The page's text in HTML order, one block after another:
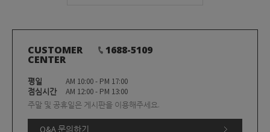
CUSTOMER
CENTER
1688-5109
평일
AM 10:00 - PM 17:00
점심시간
AM 12:00 - PM 13:00
주말 및 공휴일은 게시판을 이용해주세요.
Q&A 문의하기